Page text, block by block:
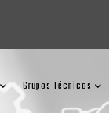
Grupos Técnicos